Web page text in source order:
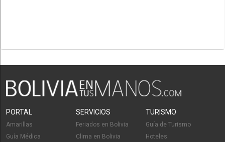
PORTAL
Amarillas
Guía Médica
SERVICIOS
Feriados en Bolivia
Clima en Bolivia
TURISMO
Guía de Turismo
Hoteles